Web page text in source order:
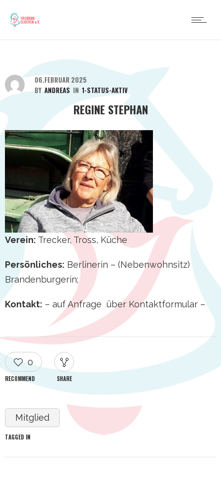
06.FEBRUAR 2025
BY ANDREAS IN 1-STATUS-AKTIV
REGINE STEPHAN
Verein: Trecker, Tross, Küche
Persönliches: Berlinerin – (Nebenwohnsitz)
Brandenburgerin;
Kontakt: – auf Anfrage über Kontaktformular –
0
RECOMMEND SHARE
Mitglied
TAGGED IN